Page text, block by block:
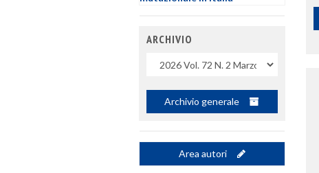
ARCHIVIO
Archivio generale
Area autori